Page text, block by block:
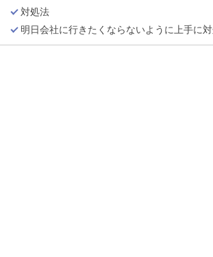
対処法
明日会社に行きたくならないように上手に対